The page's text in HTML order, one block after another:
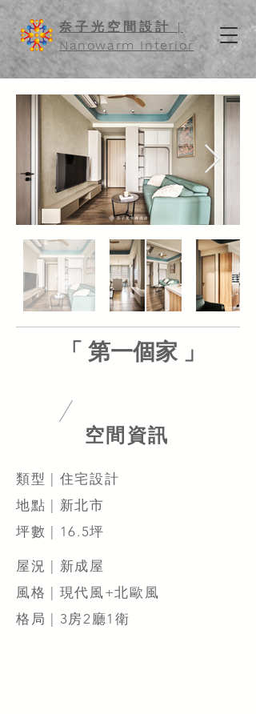
奈子光空間設計
|
Nanowarm Interior
「 第一個家 」
​空間資訊
類型 | 住宅設計
地點 | 新北市
坪數 | 16.5坪
屋況 | 新成屋
風格 | 現代風+北歐風
格局 | 3房2廳1衛